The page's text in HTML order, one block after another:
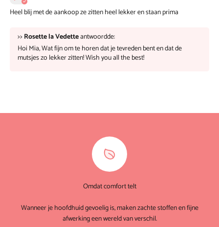
Heel blij met de aankoop ze zitten heel lekker en staan prima
>>Rosette la Vedetteantwoordde:
Hoi Mia, Wat fijn om te horen dat je tevreden bent en dat de
mutsjes zo lekker zitten! Wish you all the best!
Omdat comfort telt
Wanneer je hoofdhuid gevoelig is, maken zachte stoffen en fijne
afwerking een wereld van verschil.